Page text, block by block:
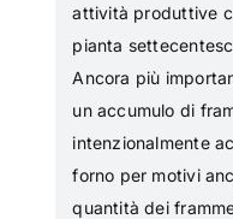
attività produttive
pianta
Ancora più
un accumulo di
intenzionalmente
forno per motivi
quantità dei